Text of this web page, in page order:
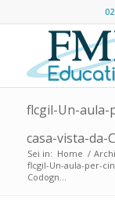
flcgil-Un-aula-
casa-vista-da-
Sei in: Home /
flcgil-Un-aula-per-
Codogn...